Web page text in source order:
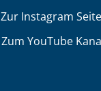
Zur Instagram Seite
Zum YouTube